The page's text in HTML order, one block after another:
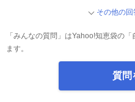
その他の
「みんなの質問」はYahoo!知恵袋の
ます。
質問